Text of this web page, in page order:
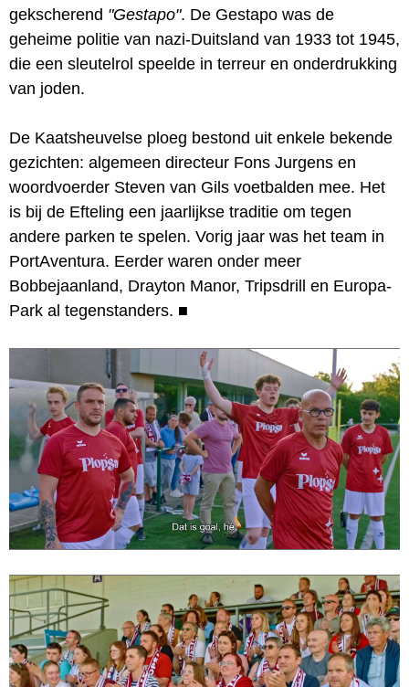
gekscherend "Gestapo". De Gestapo was de
geheime politie van nazi-Duitsland van 1933 tot 1945,
die een sleutelrol speelde in terreur en onderdrukking
van joden.
De Kaatsheuvelse ploeg bestond uit enkele bekende
gezichten: algemeen directeur Fons Jurgens en
woordvoerder Steven van Gils voetbalden mee. Het
is bij de Efteling een jaarlijkse traditie om tegen
andere parken te spelen. Vorig jaar was het team in
PortAventura. Eerder waren onder meer
Bobbejaanland, Drayton Manor, Tripsdrill en Europa-
Park al tegenstanders. ■